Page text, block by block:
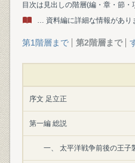
目次は見出しの階層(編・章・節
… 資料編に詳細な情報があり
第1階層まで 第2階層まで
序文 足立正
第一編 総説
一、 太平洋戦争前後の王子